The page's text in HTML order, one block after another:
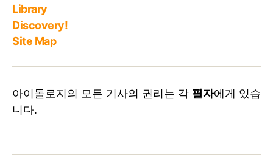
Library
Discovery!
Site Map
아이돌로지의 모든 기사의 권리는 각 필자에게 있습
니다.